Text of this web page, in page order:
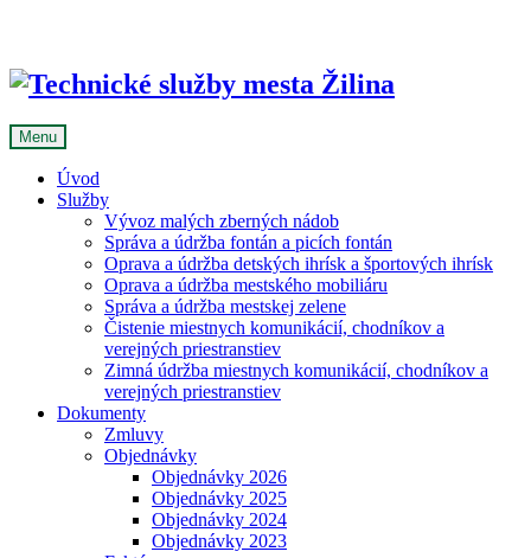
Menu
Úvod
Služby
Vývoz malých zberných nádob
Správa a údržba fontán a picích fontán
Oprava a údržba detských ihrísk a športových ihrísk
Oprava a údržba mestského mobiliáru
Správa a údržba mestskej zelene
Čistenie miestnych komunikácií, chodníkov a
verejných priestranstiev
Zimná údržba miestnych komunikácií, chodníkov a
verejných priestranstiev
Dokumenty
Zmluvy
Objednávky
Objednávky 2026
Objednávky 2025
Objednávky 2024
Objednávky 2023